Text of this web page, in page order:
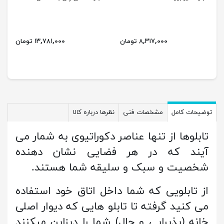
۸,۳۱۷,۰۰۰ تومان ۱۳,۷۸۱,۰۰۰ تومان
توضیحات کامل مشخصات فنی نظرها درباره کالا
تابلوها از تنها عناصر دکوراتیوی به شمار می
آیند که در هر فضایی نشان دهنده
شخصیت و سبک و سلیقه شما هستند.
از تابلویی که شما داخل اتاق خود استفاده
می کنید گرفته تا تابلو هایی که دیوار اصلی